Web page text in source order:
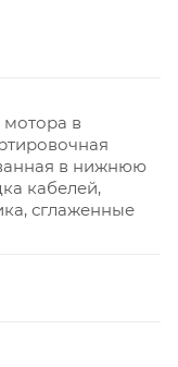
в
в нижнюю
кабелей,
сглаженные